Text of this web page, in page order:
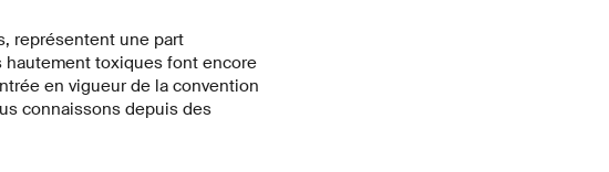
représentent une part
toxiques font encore
en vigueur de la convention
connaissons depuis des